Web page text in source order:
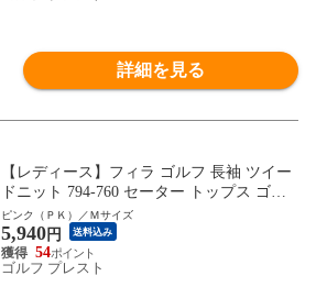
詳細を見る
【レディース】フィラ ゴルフ 長袖 ツイー
ドニット 794-760 セーター トップス ゴル
フウェア 秋冬モデル FILA GOLF 秋冬ウェ
ア 794760 女性用
ピンク（ＰＫ）／Ｍサイズ
5,940円 送料込み
54
ゴルフ プレスト